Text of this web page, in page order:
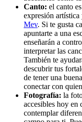
Canto: el canto
expresión artística
Mev. Si te gusta
apuntarte a una
enseñarán a
interpretar las
También te
descubrir tus
de tener una
conectar con
Fotografía: la
accesibles hoy en
contemplar